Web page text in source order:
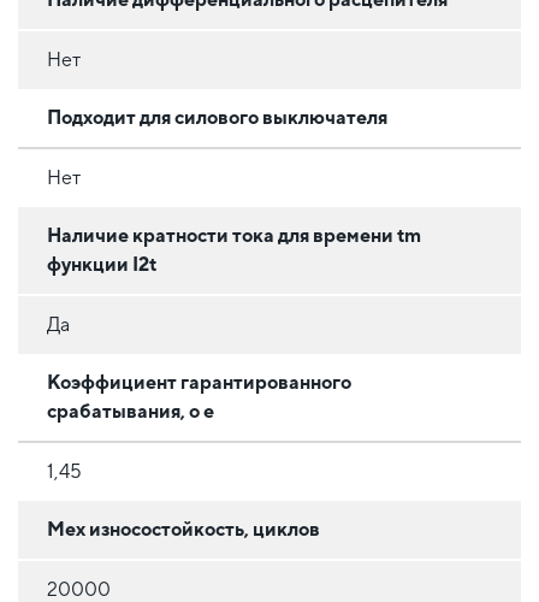
Нет
Подходит для силового выключателя
Нет
Наличие кратности тока для времени tm
функции I2t
Да
Коэффициент гарантированного
срабатывания, o e
1,45
Мех износостойкость, циклов
20000